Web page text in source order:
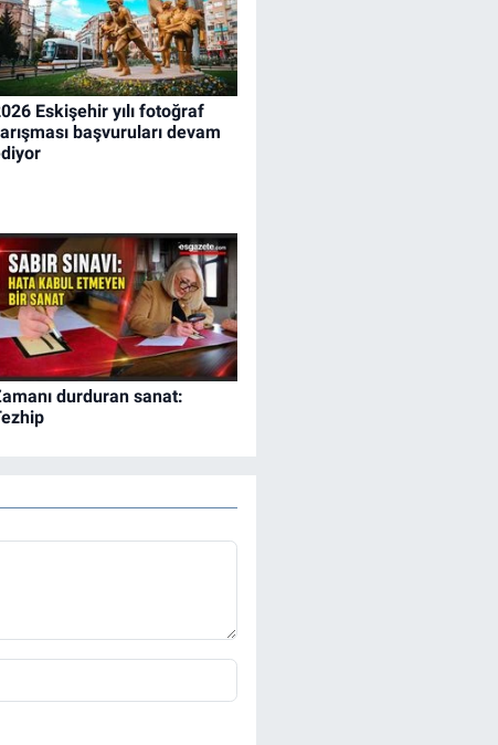
Eskişehir yılı fotoğraf
başvuruları devam
durduran sanat: